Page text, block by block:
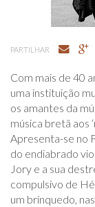
PARTILHAR
Com mais de 40
uma instituição
os amantes da
música bretã aos
Apresenta-se no
do endiabrado
Jory e a sua
compulsivo de
um brinquedo,